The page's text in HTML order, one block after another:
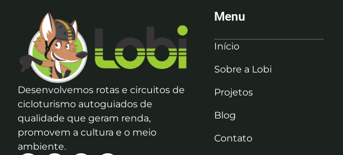
Desenvolvemos rotas e circuitos de
cicloturismo autoguiados de
qualidade que geram renda,
promovem a cultura e o meio
ambiente.
Menu
Início
Sobre a Lobi
Projetos
Blog
Contato